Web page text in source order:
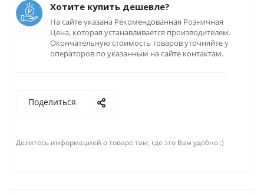
Хотите купить дешевле?
На сайте указана Рекомендованная Розничная
Цена, которая устанавливается производителем.
Окончательную стоимость товаров уточняйте у
операторов по указанным на сайте контактам.
Поделиться
Делитесь информацией о товаре там, где это Вам удобно :)